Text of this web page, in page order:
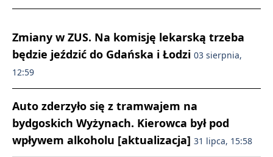
Zmiany w ZUS. Na komisję lekarską trzeba
będzie jeździć do Gdańska i Łodzi 03 sierpnia,
12:59
Auto zderzyło się z tramwajem na
bydgoskich Wyżynach. Kierowca był pod
wpływem alkoholu [aktualizacja] 31 lipca, 15:58